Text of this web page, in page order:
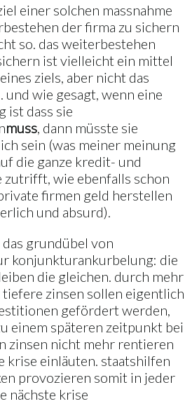
einer solchen massnahme
der firma zu sichern
so. das weiterbestehen
ist vielleicht ein mittel
ziels, aber nicht das
und wie gesagt, wenn eine
ist dass sie
muss , dann müsste sie
sein (was meiner meinung
die ganze kredit- und
zutrifft, wie ebenfalls schon
firmen geld herstellen
und absurd).
das grundübel von
konjunkturankurbelung: die
die gleichen. durch mehr
zinsen sollen eigentlich
gefördert werden,
einem späteren zeitpunkt bei
zinsen nicht mehr rentieren
krise einläuten. staatshilfen
provozieren somit in jeder
nächste krise